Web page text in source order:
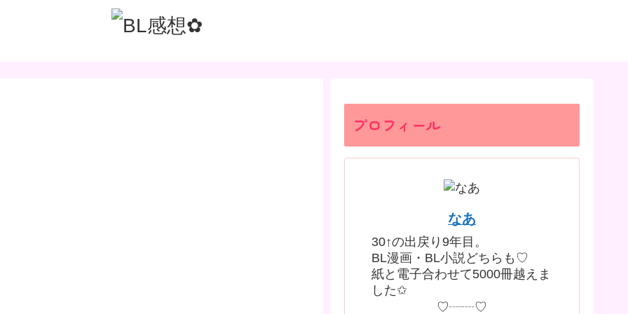
プロフィール
なあ
30↑の出戻り9年目。
BL漫画・BL小説どちらも♡
紙と電子合わせて5000冊越えま
した✩
♡┈┈♡